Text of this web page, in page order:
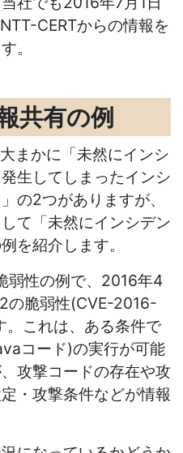
CERTからの情報を
。
共有の例
まかに「未然にインシ
生してしまったインシ
の2つがありますが、
て「未然にインシデン
を紹介します。
弱性の例で、2016年4
の脆弱性(CVE-2016-
これは、ある条件で
コード)の実行が可能
攻撃コードの存在や攻
・攻撃条件などが情報